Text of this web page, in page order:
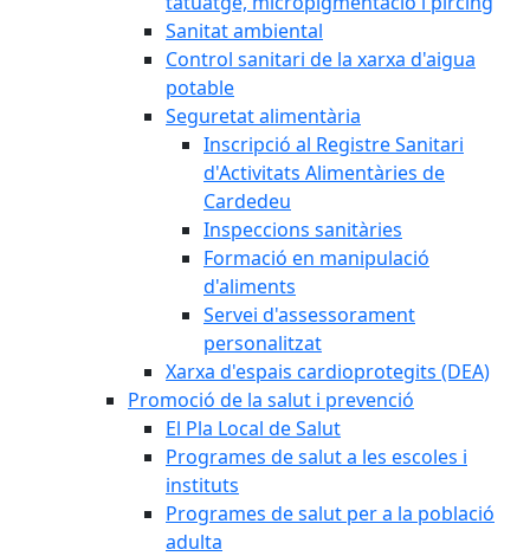
Sanitat ambiental
Control sanitari de la xarxa d'aigua
potable
Seguretat alimentària
Inscripció al Registre Sanitari
d'Activitats Alimentàries de
Cardedeu
Inspeccions sanitàries
Formació en manipulació
d'aliments
Servei d'assessorament
personalitzat
Xarxa d'espais cardioprotegits (DEA)
Promoció de la salut i prevenció
El Pla Local de Salut
Programes de salut a les escoles i
instituts
Programes de salut per a la població
adulta